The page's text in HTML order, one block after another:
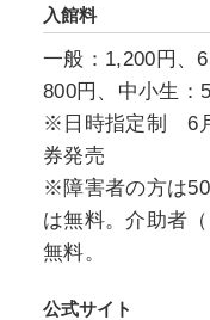
フのほか、雑誌
点によって、そ
ださい。
入館料
一般：1,200円、
800円、中小生
※日時指定制 6
券発売
※障害者の方は
は無料。介助者
無料。
公式サイト